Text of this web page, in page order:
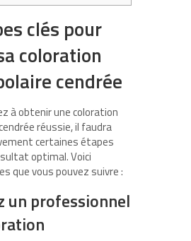
clés pour
coloration
cendrée
à obtenir une coloration
réussie, il faudra
certaines étapes
optimal. Voici
que vous pouvez suivre :
un professionnel